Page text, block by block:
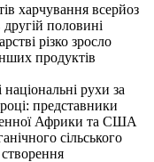
харчування всерйоз
половині
різко зросло
продуктів
рухи за
представники
Африки та США
сільського